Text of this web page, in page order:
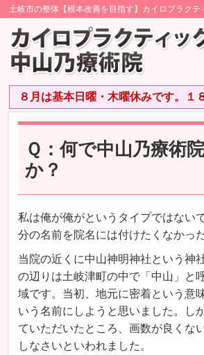
土岐市の整体【根本改善を目指す】カイロプラクテ
８月は基本日曜・木曜休みです。１
Ｑ：何で中山乃療術
か？
私は俺が俺がというタイプではない
分の名前を院名には付けたくなかっ
当院の近くに中山神明神社という神
の辺りは土岐津町の中で「中山」と
域です。当初、地元に密着という意
いう名前にしようと思いました。し
ていただいたところ、画数が良くな
しなさいといわれました。